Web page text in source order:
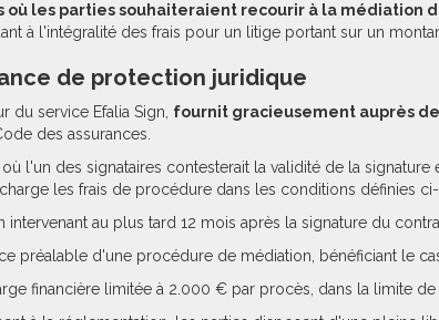
où les parties souhaiteraient recourir à la médiation
à l'intégralité des frais pour un litige portant sur un
de protection juridique
du service Efalia Sign, fournit gracieusement auprès
des assurances.
où l'un des signataires contesterait la validité de la
les frais de procédure dans les conditions définies
intervenant au plus tard 12 mois après la signature du
préalable d'une procédure de médiation, bénéficiant le
financière limitée à 2.000 € par procès, dans la limite